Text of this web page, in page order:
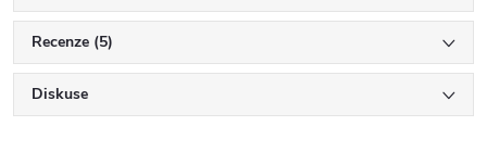
Recenze (5)
Diskuse